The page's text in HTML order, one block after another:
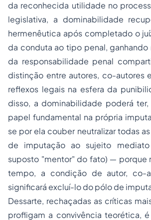
da reconhecida utilidade no
legislativa, a dominabilidade
hermenêutica após completado o
da conduta ao tipo penal,
da responsabilidade penal
distinção entre autores, co-autores
reflexos legais na esfera da
disso, a dominabilidade poderá ter,
papel fundamental na própria
se por ela couber neutralizar todas
de imputação ao sujeito
suposto "mentor" do fato) ― porque
tempo, a condição de autor, co-
significará excluí-lo do pólo de
Dessarte, rechaçadas as críticas
profligam a convivência teorética,